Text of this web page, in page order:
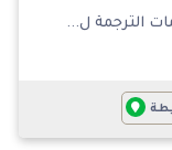
الترجمة ل...